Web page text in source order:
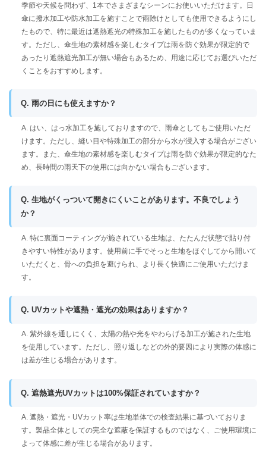
季節や天候を問わず、1本でさまざまなシーンにお使いいただけます。日
傘に撥水加工や防水加工を施すことで雨除けとしても使用できるようにし
たもので、特に最近は遮熱遮光の特殊加工を施したものが多くなっていま
す。ただし、傘生地の素材感を楽しむタイプは雨を防ぐ効果が限定的で
あったり遮熱遮光加工が無い場合もあるため、用途に応じてお選びいただ
くことをおすすめします。
Q. 雨の日にも使えますか？
A. はい、はっ水加工を施しておりますので、雨傘としてもご使用いただ
けます。ただし、縫い目や特殊加工の部分から水が浸入する場合がござい
ます。また、傘生地の素材感を楽しむタイプは雨を防ぐ効果が限定的なた
め、長時間の雨天下の使用には向かない場合もございます。
Q. 生地がくっついて開きにくいことがあります。不良でしょう
か？
A. 特に裏面コーティングが施されている生地は、たたんだ状態で貼り付
きやすい特性があります。使用前に手でそっと生地をほぐしてから開いて
いただくと、骨への負担を避けられ、より長く快適にご使用いただけま
す。
Q. UVカットや遮熱・遮光の効果はありますか？
A. 紫外線を通しにくく、太陽の熱や光をやわらげる加工が施された生地
を使用しています。ただし、照り返しなどの外的要因により実際の体感に
は差が生じる場合があります。
Q. 遮熱遮光UVカットは100%保証されていますか？
A. 遮熱・遮光・UVカット率は生地単体での検査結果に基づいておりま
す。製品全体としての完全な遮蔽を保証するものではなく、ご使用環境に
よって体感に差が生じる場合があります。